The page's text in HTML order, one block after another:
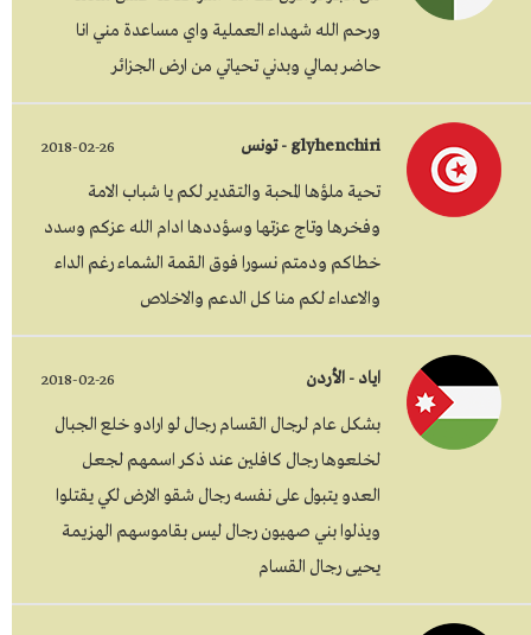
ورحم الله شهداء العملية واي مساعدة مني انا
حاضر بمالي وبدني تحياتي من ارض الجزائر
glyhenchiri - تونس 2018-02-26
تحية ملؤها المحبة والتقدير لكم يا شباب الامة
وفخرها وتاج عزتها وسؤددها ادام الله عزكم وسدد
خطاكم ودمتم نسورا فوق القمة الشماء رغم الداء
والاعداء لكم منا كل الدعم والاخلاص
اياد - الأردن 2018-02-26
بشكل عام لرجال القسام رجال لو ارادو خلع الجبال
لخلعوها رجال كافلين عند ذكر اسمهم لجعل
العدو يتبول على نفسه رجال شقو الارض لكي يقتلوا
ويذلوا بني صهيون رجال ليس بقاموسهم الهزيمة
يحيى رجال القسام